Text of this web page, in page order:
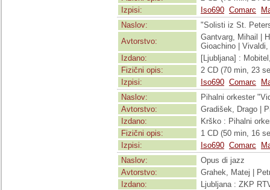
Izpisi:
Iso690 Comarc
Naslov:
"Solisti iz St.
Avtorstvo:
Gantvarg, Mihail |
Gioachino | Vivaldi,
Izdano:
[Ljubljana] :
Fizični opis:
2 CD (70 min, 23
Izpisi:
Iso690 Comarc
Naslov:
Pihalni orkester
Avtorstvo:
Gradišek, Drago |
Izdano:
Krško : Pihalni
Fizični opis:
1 CD (50 min, 16
Izpisi:
Iso690 Comarc
Naslov:
Opus di jazz
Avtorstvo:
Grahek, Matej |
Izdano:
Ljubljana : ZKP